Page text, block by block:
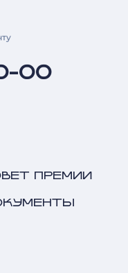
00
ПРЕМИИ